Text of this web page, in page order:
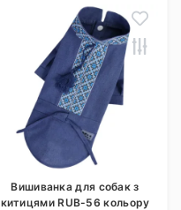
Вишиванка для собак з
китицями RUB-56 кольору